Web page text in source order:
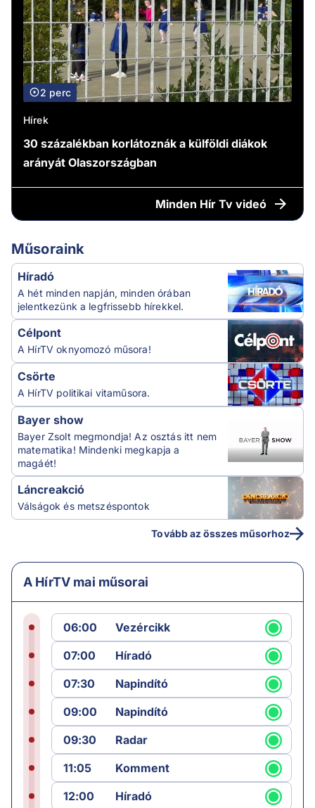
2 perc
Hírek
30 százalékban korlátoznák a külföldi diákok
arányát Olaszországban
Minden Hír Tv videó
Műsoraink
Híradó
A hét minden napján, minden órában
jelentkezünk a legfrissebb hírekkel.
Célpont
A HírTV oknyomozó műsora!
Csörte
A HírTV politikai vitaműsora.
Bayer show
Bayer Zsolt megmondja! Az osztás itt nem
matematika! Mindenki megkapja a
magáét!
Láncreakció
Válságok és metszéspontok
Tovább az összes műsorhoz
A HírTV mai műsorai
06:00
Vezércikk
07:00
Híradó
07:30
Napindító
09:00
Napindító
09:30
Radar
11:05
Komment
12:00
Híradó